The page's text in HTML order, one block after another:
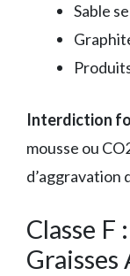
Sable
Interdiction
mousse ou
d’aggravation
Classe F